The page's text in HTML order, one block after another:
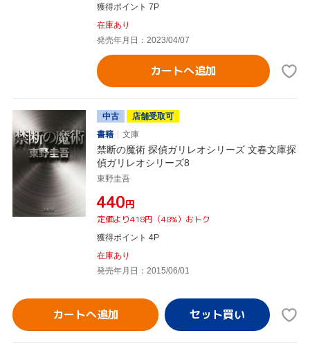
獲得ポイント 7P
在庫あり
発売年月日：2023/04/07
カートへ追加
中古
店舗受取可
書籍
文庫
禁断の魔術 探偵ガリレオシリーズ 文春文庫探
偵ガリレオシリーズ8
東野圭吾
¥440円
定価より418円（48%）おトク
獲得ポイント 4P
在庫あり
発売年月日：2015/06/01
カートへ追加